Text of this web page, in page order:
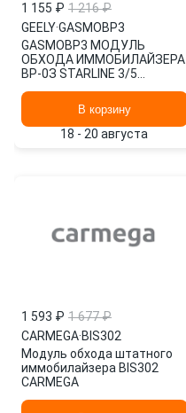
1 155 ₽ 1 216 ₽
GEELY·GASMOBP3
GASMOBP3 МОДУЛЬ
ОБХОДА ИММОБИЛАЙЗЕРА
ВР-0З STARLINE 3/5
В корзину
18 - 20 августа
1 593 ₽ 1 677 ₽
CARMEGA·BIS302
Модуль обхода штатного
иммобилайзера BIS302
CARMEGA